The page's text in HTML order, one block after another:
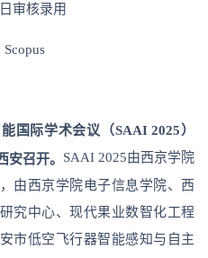
审核录用
国际学术会议
（SAAI 2025）
安召开。 SAAI 2025由西京学院
由西京学院电子信息学院、西
究中心、现代果业数智化工程
市低空飞行器智能感知与自主